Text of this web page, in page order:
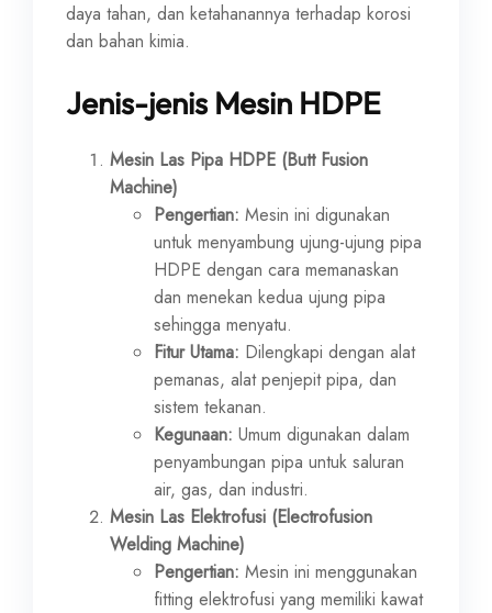
daya tahan, dan ketahanannya terhadap korosi
dan bahan kimia.
Jenis-jenis Mesin HDPE
Mesin Las Pipa HDPE (Butt Fusion
Machine)
Pengertian: Mesin ini digunakan
untuk menyambung ujung-ujung pipa
HDPE dengan cara memanaskan
dan menekan kedua ujung pipa
sehingga menyatu.
Fitur Utama: Dilengkapi dengan alat
pemanas, alat penjepit pipa, dan
sistem tekanan.
Kegunaan: Umum digunakan dalam
penyambungan pipa untuk saluran
air, gas, dan industri.
Mesin Las Elektrofusi (Electrofusion
Welding Machine)
Pengertian: Mesin ini menggunakan
fitting elektrofusi yang memiliki kawat